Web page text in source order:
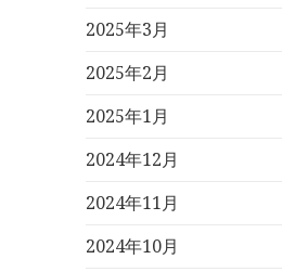
2025年3月
2025年2月
2025年1月
2024年12月
2024年11月
2024年10月